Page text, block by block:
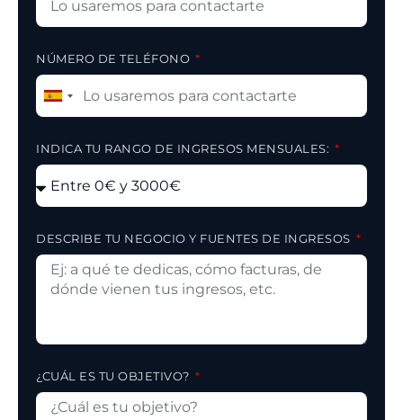
NÚMERO DE TELÉFONO
Spain
+34
INDICA TU RANGO DE INGRESOS MENSUALES:
DESCRIBE TU NEGOCIO Y FUENTES DE INGRESOS
¿CUÁL ES TU OBJETIVO?